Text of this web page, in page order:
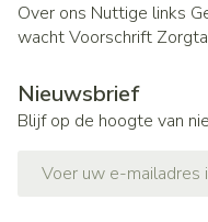
Over ons Nuttige links
wachtVoorschrift
Nieuwsbrief
Blijf op de hoogte van